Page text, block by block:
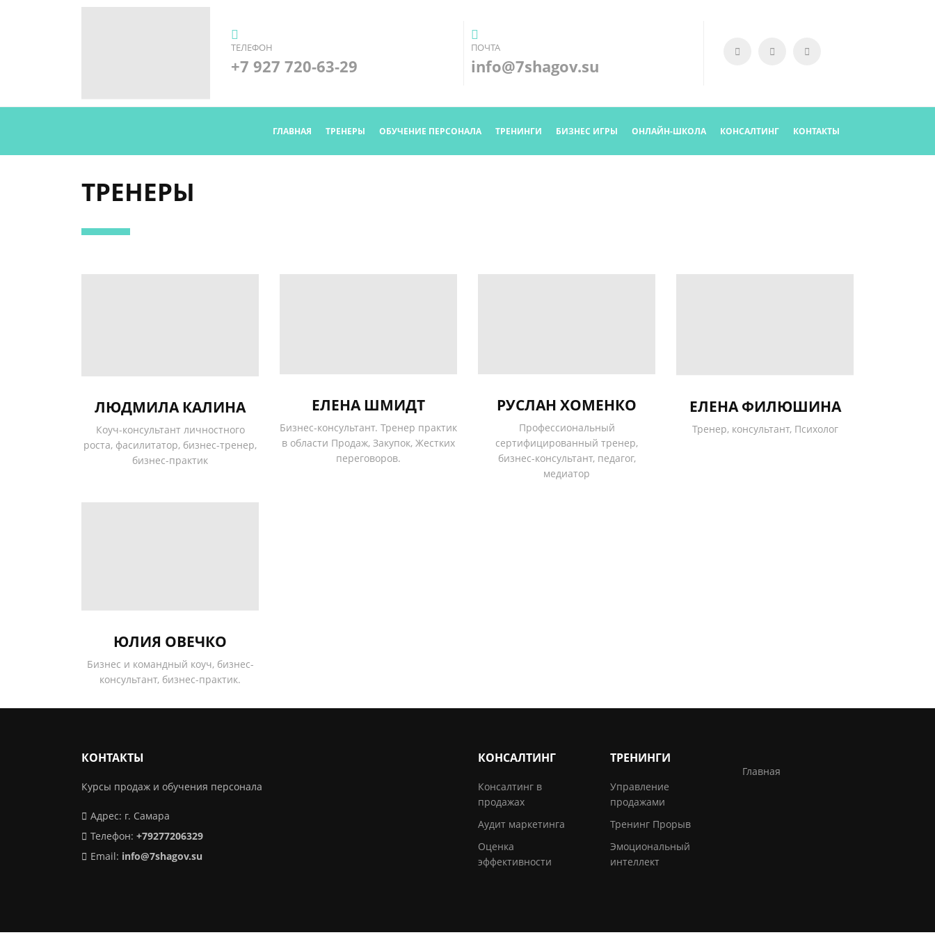
ТЕЛЕФОН
+7 927 720-63-29
ПОЧТА
info@7shagov.su
ГЛАВНАЯ ТРЕНЕРЫ ОБУЧЕНИЕ ПЕРСОНАЛА ТРЕНИНГИ БИЗНЕС ИГРЫ ОНЛАЙН-ШКОЛА КОНСАЛТИНГ КОНТАКТЫ
ТРЕНЕРЫ
ЛЮДМИЛА КАЛИНА
Коуч-консультант личностного
роста, фасилитатор, бизнес-тренер,
бизнес-практик
ЕЛЕНА ШМИДТ
Бизнес-консультант. Тренер практик
в области Продаж, Закупок, Жестких
переговоров.
РУСЛАН ХОМЕНКО
Профессиональный
сертифицированный тренер,
бизнес-консультант, педагог,
медиатор
ЕЛЕНА ФИЛЮШИНА
Тренер, консультант, Психолог
ЮЛИЯ ОВЕЧКО
Бизнес и командный коуч, бизнес-
консультант, бизнес-практик.
КОНТАКТЫ
Курсы продаж и обучения персонала
Адрес: г. Самара
Телефон: +79277206329
Email: info@7shagov.su
КОНСАЛТИНГ
Консалтинг в
продажах
Аудит маркетинга
Оценка
эффективности
ТРЕНИНГИ
Управление
продажами
Тренинг Прорыв
Эмоциональный
интеллект
Главная